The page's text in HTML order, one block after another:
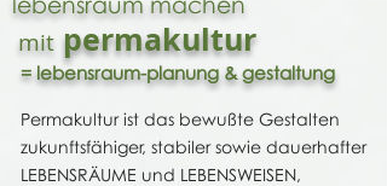
mit permakultur
= lebensraum-planung & gestaltung
Permakultur ist das bewußte Gestalten
zukunftsfähiger, stabiler sowie dauerhafter
LEBENSRÄUME und LEBENSWEISEN,